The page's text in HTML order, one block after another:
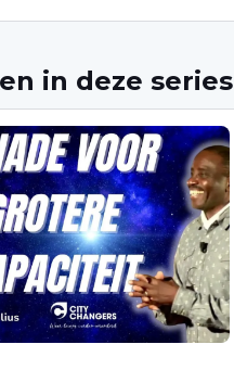
in deze series